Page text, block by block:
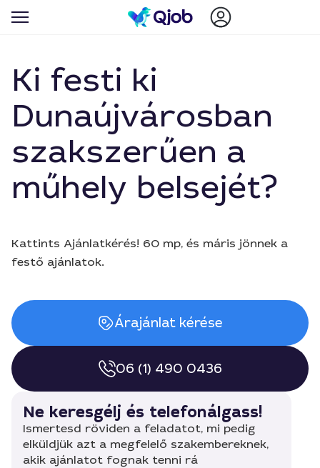
Ki festi ki
Dunaújvárosban
szakszerűen a
műhely belsejét?
Kattints Ajánlatkérés! 60 mp, és máris jönnek a
festő ajánlatok.
Árajánlat kérése
06 (1) 490 0436
Ne keresgélj és telefonálgass!
Ismertesd röviden a feladatot, mi pedig
elküldjük azt a megfelelő szakembereknek,
akik ajánlatot fognak tenni rá